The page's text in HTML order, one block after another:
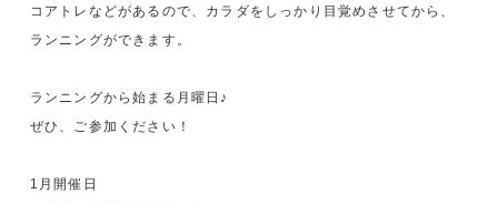
コアトレなどがあるので、カラダをしっかり目覚めさせてから、
ランニングができます。
ランニングから始まる月曜日♪
ぜひ、ご参加ください！
1月開催日